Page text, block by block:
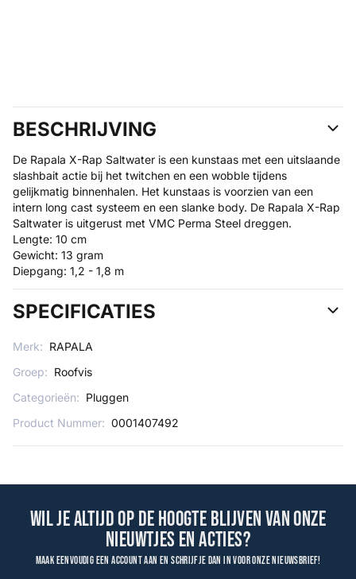
BESCHRIJVING
De Rapala X-Rap Saltwater is een kunstaas met een uitslaande
slashbait actie bij het twitchen en een wobble tijdens
gelijkmatig binnenhalen. Het kunstaas is voorzien van een
intern long cast systeem en een slanke body. De Rapala X-Rap
Saltwater is uitgerust met VMC Perma Steel dreggen.
Lengte: 10 cm
Gewicht: 13 gram
Diepgang: 1,2 - 1,8 m
SPECIFICATIES
Merk: RAPALA
Groep: Roofvis
Categorieën: Pluggen
Product Nummer: 0001407492
Wil je altijd op de hoogte blijven van onze
nieuwtjes en acties?
Maak eenvoudig een account aan en schrijf je dan in voor onze nieuwsbrief!